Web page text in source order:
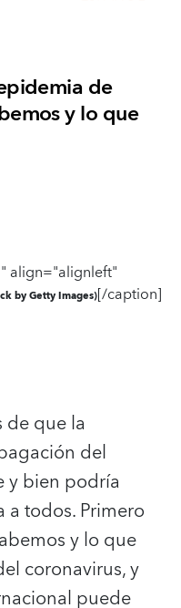
de
y lo que
align="alignleft"
by Getty Images)[/caption]
de que la
del
y bien podría
a todos. Primero
y lo que
coronavirus, y
puede